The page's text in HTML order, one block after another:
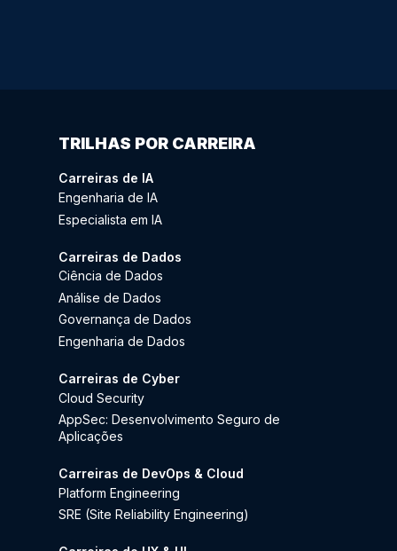
TRILHAS POR CARREIRA
Carreiras de IA
Engenharia de IA
Especialista em IA
Carreiras de Dados
Ciência de Dados
Análise de Dados
Governança de Dados
Engenharia de Dados
Carreiras de Cyber
Cloud Security
AppSec: Desenvolvimento Seguro de
Aplicações
Carreiras de DevOps & Cloud
Platform Engineering
SRE (Site Reliability Engineering)